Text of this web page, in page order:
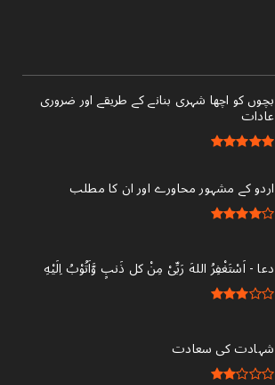
بچوں کو اچھا شہری بنانے کے طریقے اور ضروری
عادات
اردو کے مشہور محاورے اور ان کا مطلب
دعا - ‎اَسْتَغْفِرُ اللهَ رَبِّىْ مِنْ کل ذَنبٍ وَّاَتُوْبُ اِلَيْهِ
شہادت کی سعادت